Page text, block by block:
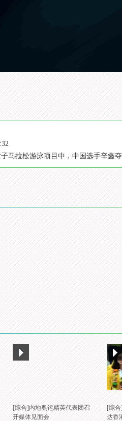
马拉松游泳项目中，中国选手辛鑫
[综合]内地奥运精英代表团召
开媒体见面会
[综
达香